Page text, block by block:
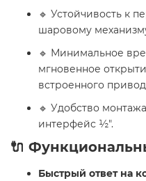
🔹 Устойчивость к
шаровому
🔹 Минимальное
мгновенное
встроенного
🔹 Удобство
интерфейс ½".
🔌
Быстрый ответ на